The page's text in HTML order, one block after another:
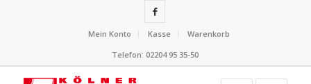
Mein Konto Kasse
Warenkorb
Telefon: 02204 95 35-50